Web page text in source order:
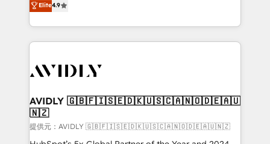
AI, & maximize AEO with tailored AI services. 🧩
Integrations: Extend HubSpot with custom
marketing automation, Growth, Revops, CRM et
webdesign. Markentive is both a consulting firm, a
digital agency and an integrator. With over 115
CRM and webdesign (We focus on EMEA - USA
Elite4.9
AVIDLY 🇬🇧🇫🇮🇸🇪🇩🇰🇺🇸🇨🇦🇳🇴🇩🇪🇦🇺
🇳🇿
提供元：AVIDLY 🇬🇧🇫🇮🇸🇪🇩🇰🇺🇸🇨🇦🇳🇴🇩🇪🇦🇺🇳🇿